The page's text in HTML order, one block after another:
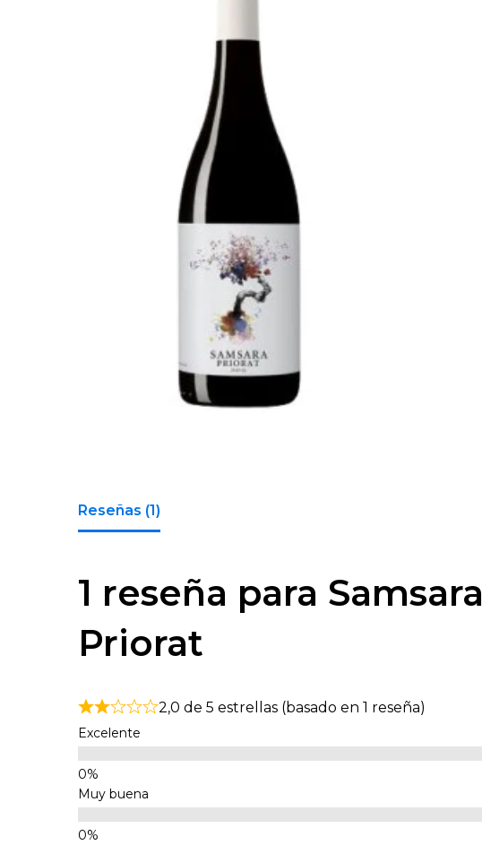
Reseñas (1)
1 reseña para Samsara
Priorat
2,0 de 5 estrellas (basado en 1 reseña)
Excelente
Muy buena